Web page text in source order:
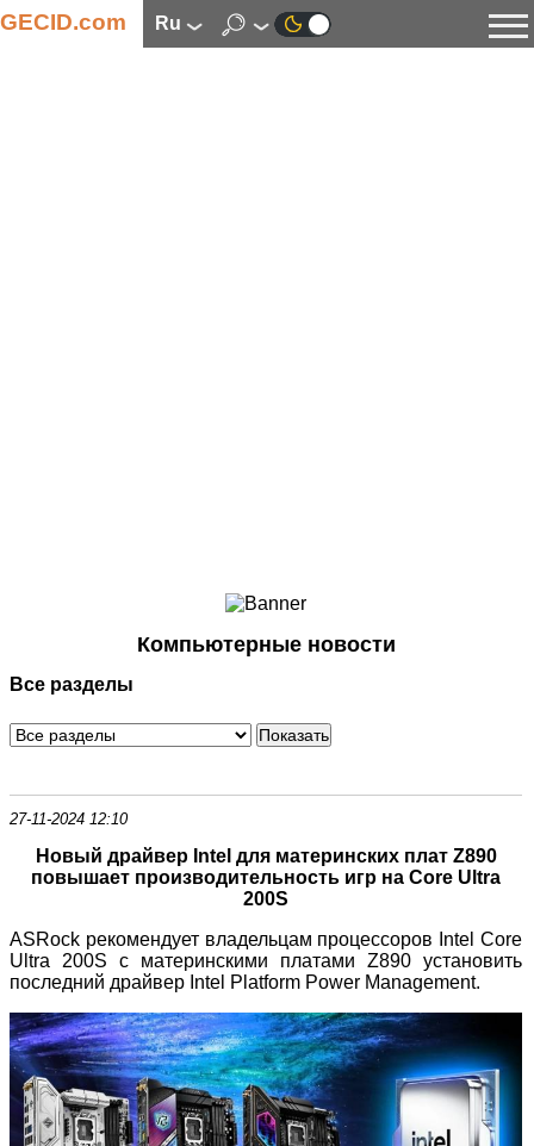
GECID.com ru
Смартфоны
Периферия
Программное обеспечение
Компьютерные новости
Все разделы
27-11-2024 12:10
Новый драйвер Intel для материнских плат Z890
повышает производительность игр на Core Ultra
200S
ASRock рекомендует владельцам процессоров Intel Core
Ultra 200S с материнскими платами Z890 установить
последний драйвер Intel Platform Power Management.